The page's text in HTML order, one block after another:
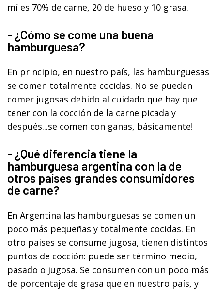
mí es 70% de carne, 20 de hueso y 10 grasa.
- ¿Cómo se come una buena
hamburguesa?
En principio, en nuestro país, las hamburguesas
se comen totalmente cocidas. No se pueden
comer jugosas debido al cuidado que hay que
tener con la cocción de la carne picada y
después...se comen con ganas, básicamente!
- ¿Qué diferencia tiene la
hamburguesa argentina con la de
otros países grandes consumidores
de carne?
En Argentina las hamburguesas se comen un
poco más pequeñas y totalmente cocidas. En
otro paises se consume jugosa, tienen distintos
puntos de cocción: puede ser término medio,
pasado o jugosa. Se consumen con un poco más
de porcentaje de grasa que en nuestro país, y